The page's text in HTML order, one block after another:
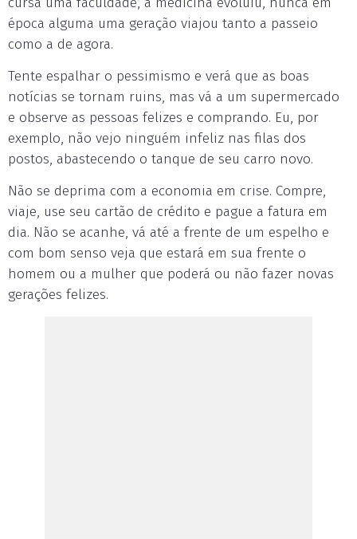
época alguma uma geração viajou tanto a passeio
como a de agora.
Tente espalhar o pessimismo e verá que as boas
notícias se tornam ruins, mas vá a um supermercado
e observe as pessoas felizes e comprando. Eu, por
exemplo, não vejo ninguém infeliz nas filas dos
postos, abastecendo o tanque de seu carro novo.
Não se deprima com a economia em crise. Compre,
viaje, use seu cartão de crédito e pague a fatura em
dia. Não se acanhe, vá até a frente de um espelho e
com bom senso veja que estará em sua frente o
homem ou a mulher que poderá ou não fazer novas
gerações felizes.